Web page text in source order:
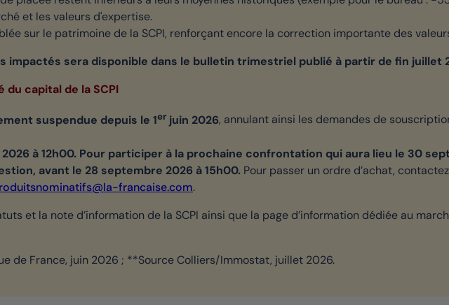
et les valeurs d'expertise.
sur le patrimoine de la SCPI, renforçant encore la correction importante des
impactés sera disponible dans le bulletin trimestriel publié à partir de fin juillet
capital de la SCPI
suspendue depuis le 1er juin 2026, annulant ainsi les demandes de
à 12h00. Pour participer à la prochaine confrontation qui aura lieu le 30
avant le 28 septembre 2026 à 15h00. Pour passer un ordre d’achat,
francaise.com.
et la note d’information de la SCPI ainsi que la page d’information dédiée au
de France, juin 2026 ; **Source Colliers/Immostat, juillet 2026.